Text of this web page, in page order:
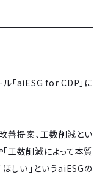
「aiESG for CDP」に
善提案、工数削減とい
工数削減によって本質
しい」というaiESGの